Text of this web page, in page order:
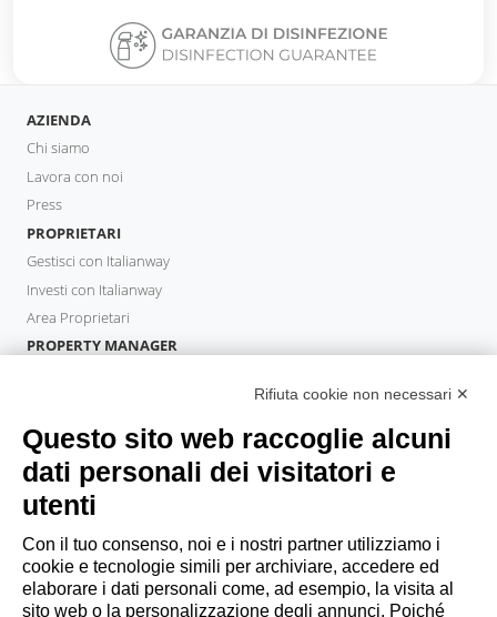
AZIENDA
Chi siamo
Lavora con noi
Press
PROPRIETARI
Gestisci con Italianway
Investi con Italianway
Area Proprietari
PROPERTY MANAGER
OSPITI
Prenota un soggiorno
Soggiorni lunghi
Esperienze per gli ospiti
Sconti per gli ospiti
Convenzioni per Aziende
Rifiuta cookie non necessari ✕
Questo sito web raccoglie alcuni
dati personali dei visitatori e
utenti
Con il tuo consenso, noi e i nostri partner utilizziamo i
cookie e tecnologie simili per archiviare, accedere ed
elaborare i dati personali come, ad esempio, la visita al
sito web o la personalizzazione degli annunci. Poiché